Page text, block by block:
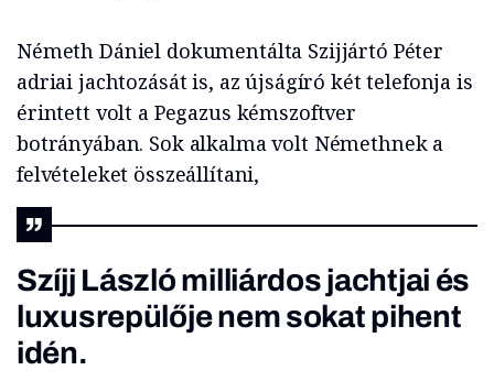
Németh Dániel dokumentálta Szijjártó Péter
adriai jachtozását is, az újságíró két telefonja is
érintett volt a Pegazus kémszoftver
botrányában. Sok alkalma volt Némethnek a
felvételeket összeállítani,
Szíjj László milliárdos jachtjai és
luxusrepülője nem sokat pihent
idén.